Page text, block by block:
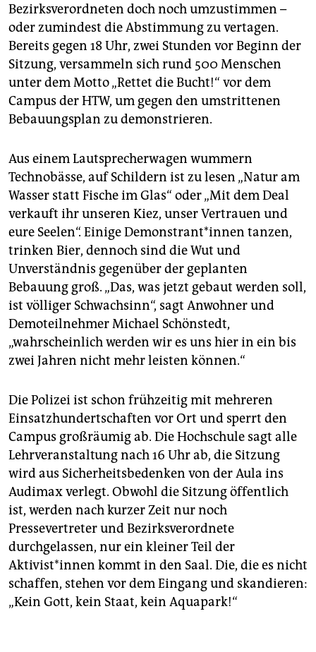
Bezirksverordneten doch noch umzustimmen –
oder zumindest die Abstimmung zu vertagen.
Bereits gegen 18 Uhr, zwei Stunden vor Beginn der
Sitzung, versammeln sich rund 500 Menschen
unter dem Motto „Rettet die Bucht!“ vor dem
Campus der HTW, um gegen den umstrittenen
Bebauungsplan zu demonstrieren.
Aus einem Lautsprecherwagen wummern
Technobässe, auf Schildern ist zu lesen „Natur am
Wasser statt Fische im Glas“ oder „Mit dem Deal
verkauft ihr unseren Kiez, unser Vertrauen und
eure Seelen“. Einige Demonstrant*innen tanzen,
trinken Bier, dennoch sind die Wut und
Unverständnis gegenüber der geplanten
Bebauung groß. „Das, was jetzt gebaut werden soll,
ist völliger Schwachsinn“, sagt Anwohner und
Demoteilnehmer Michael Schönstedt,
„wahrscheinlich werden wir es uns hier in ein bis
zwei Jahren nicht mehr leisten können.“
Die Polizei ist schon frühzeitig mit mehreren
Einsatzhundertschaften vor Ort und sperrt den
Campus großräumig ab. Die Hochschule sagt alle
Lehrveranstaltung nach 16 Uhr ab, die Sitzung
wird aus Sicherheitsbedenken von der Aula ins
Audimax verlegt. Obwohl die Sitzung öffentlich
ist, werden nach kurzer Zeit nur noch
Pressevertreter und Bezirksverordnete
durchgelassen, nur ein kleiner Teil der
Aktivist*innen kommt in den Saal. Die, die es nicht
schaffen, stehen vor dem Eingang und skandieren:
„Kein Gott, kein Staat, kein Aquapark!“